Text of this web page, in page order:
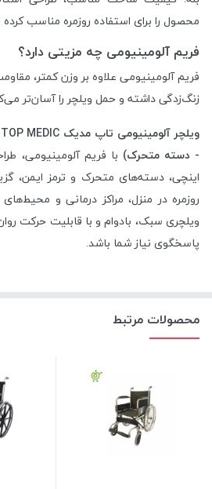
محصول را برای استفاده روزمره مناسب
فریم آلومینیومی چه مزیتی دارد؟
فریم آلومینیومی علاوه بر وزن کمتر،
زنگ‌زدگی داشته و حمل ویلچر را آسان‌تر
- دسته متحرک)
اینچی، دسته‌های متحرک و ترمز ایمن،
روزمره در منزل، مراکز درمانی و
ویلچری سبک، بادوام و با قابلیت حرکت
پاسخگوی نیاز شما باشد.
محصولات مرتبط